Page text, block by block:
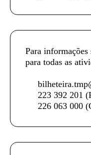
Para
para todas as
223 392 201
226 063 000